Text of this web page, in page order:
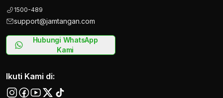
1500-489
support@jamtangan.com
Hubungi WhatsApp
Kami
Ikuti Kami di: